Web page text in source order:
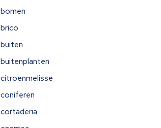
bomen
brico
buiten
buitenplanten
citroenmelisse
coniferen
cortaderia